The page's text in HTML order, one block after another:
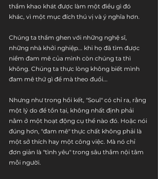
thầm khao khát được làm một điều gì đó
khác, vì một mục đích thú vị và ý nghĩa hơn.
Chúng ta thầm ghen với những nghệ sĩ,
những nhà khởi nghiệp... khi họ đã tìm được
niềm đam mê của mình còn chúng ta thì
không. Chúng ta thực lòng không biết mình
đam mê thứ gì để mà theo đuổi...
Nhưng như trong hồi kết, "Soul" có chỉ ra, rằng
một lý do để tồn tại, không nhất định phải
nằm ở một hoạt động cụ thể nào đó. Hoặc nói
đúng hơn, "đam mê" thực chất không phải là
một sở thích hay một công việc. Mà nó chỉ
đơn giản là "tình yêu" trong sâu thẳm nội tâm
mỗi người.